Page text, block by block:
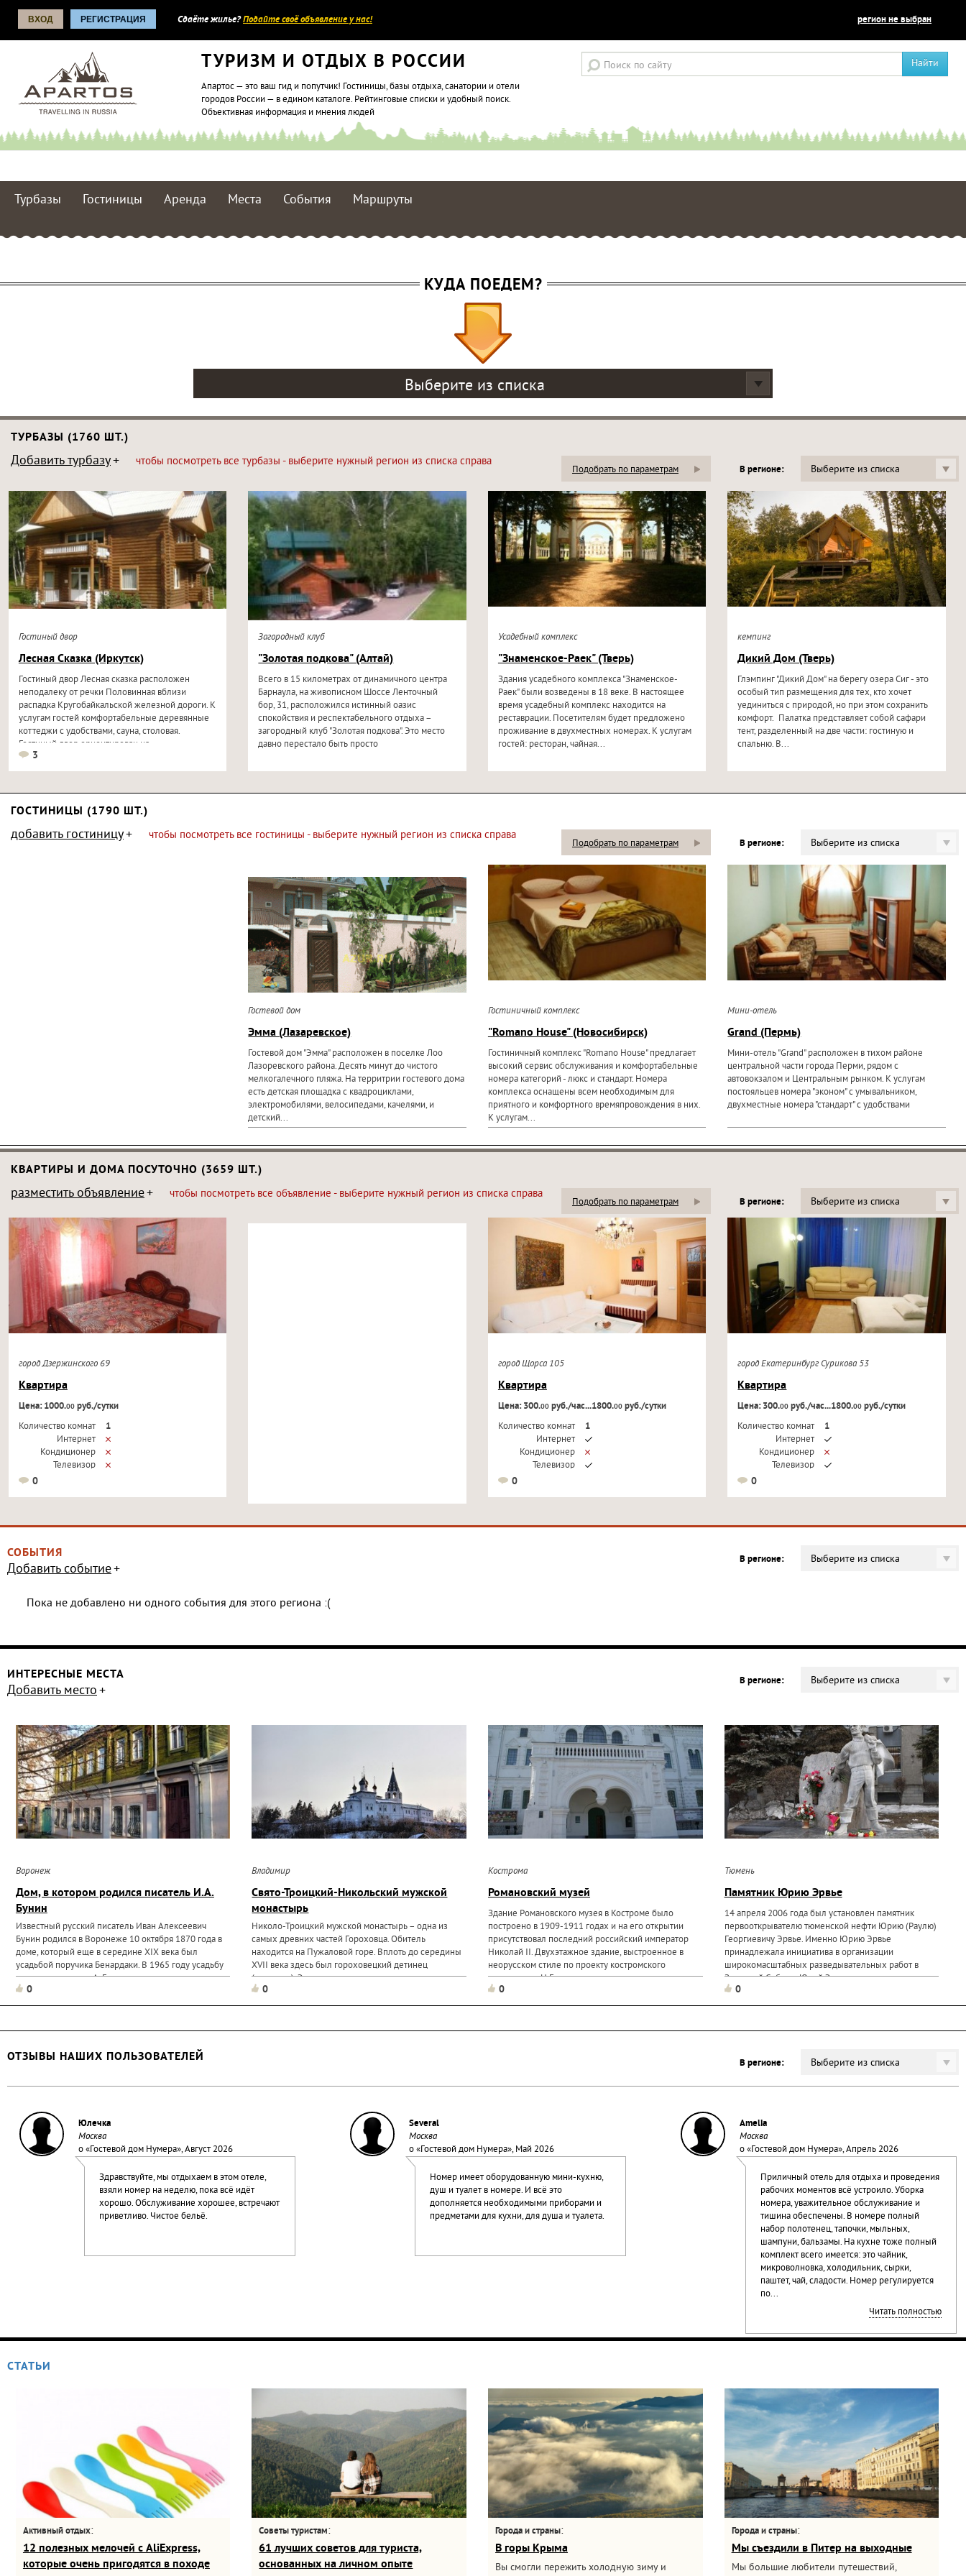
ВХОД РЕГИСТРАЦИЯ Сдаёте жилье?Подайте своё объявление у нас! регион не выбран
ТУРИЗМ И ОТДЫХ В РОССИИ
Апартос — это ваш гид и попутчик! Гостиницы, базы отдыха, санатории и отели
городов России — в едином каталоге. Рейтинговые списки и удобный поиск.
Объективная информация и мнения людей
Найти
Турбазы Гостиницы Аренда Места События Маршруты
КУДА ПОЕДЕМ?
Выберите из списка
ТУРБАЗЫ (1760 ШТ.)
Добавить турбазу чтобы посмотреть все турбазы - выберите нужный регион из списка справа
Подобрать по параметрам В регионе: Выберите из списка
Гостиный двор
Лесная Сказка (Иркутск)
Гостиный двор Лесная сказка расположен
неподалеку от речки Половинная вблизи
распадка Кругобайкальской железной дороги. К
услугам гостей комфортабельные деревянные
коттеджи с удобствами, сауна, столовая.
Гостиный двор ориентирован на
корпоративный...
3
Загородный клуб
"Золотая подкова" (Алтай)
Всего в 15 километрах от динамичного центра
Барнаула, на живописном Шоссе Ленточный
бор, 31, расположился истинный оазис
спокойствия и респектабельного отдыха –
загородный клуб "Золотая подкова". Это место
давно перестало быть просто
Усадебный комплекс
"Знаменское-Раек" (Тверь)
Здания усадебного комплекса "Знаменское-
Раек" были возведены в 18 веке. В настоящее
время усадебный комплекс находится на
реставрации. Посетителям будет предложено
проживание в двухместных номерах. К услугам
гостей: ресторан, чайная...
кемпинг
Дикий Дом (Тверь)
Глэмпинг "Дикий Дом" на берегу озера Сиг - это
особый тип размещения для тех, кто хочет
уединиться с природой, но при этом сохранить
комфорт. Палатка представляет собой сафари
тент, разделенный на две части: гостиную и
спальню. В...
ГОСТИНИЦЫ (1790 ШТ.)
добавить гостиницу чтобы посмотреть все гостиницы - выберите нужный регион из списка справа
Подобрать по параметрам В регионе: Выберите из списка
Гостевой дом
Эмма (Лазаревское)
Гостевой дом "Эмма" расположен в поселке Лоо
Лазоревского района. Десять минут до чистого
мелкогалечного пляжа. На территрии гостевого дома
есть детская площадка с квадроциклами,
электромобилями, велосипедами, качелями, и
детский...
Гостиничный комплекс
"Romano House" (Новосибирск)
Гостиничный комплекс "Romano House" предлагает
высокий сервис обслуживания и комфортабельные
номера категорий - люкс и стандарт. Номера
комплекса оснащены всем необходимым для
приятного и комфортного времяпровождения в них.
К услугам...
Мини-отель
Grand (Пермь)
Мини-отель "Grand" расположен в тихом районе
центральной части города Перми, рядом с
автовокзалом и Центральным рынком. К услугам
постояльцев номера "эконом" с умывальником,
двухместные номера "стандарт" с удобствами
КВАРТИРЫ И ДОМА ПОСУТОЧНО (3659 ШТ.)
разместить объявление чтобы посмотреть все объявление - выберите нужный регион из списка справа
Подобрать по параметрам В регионе: Выберите из списка
город Дзержинского 69
Квартира
Цена: 1000.00руб./сутки
Количество комнат
1
Интернет
Кондиционер
Телевизор
0
город Щорса 105
Квартира
Цена: 300.00руб./час...1800.00руб./сутки
Количество комнат
1
Интернет
Кондиционер
Телевизор
0
город Екатеринбург Сурикова 53
Квартира
Цена: 300.00 руб./час...1800.00 руб./сутки
Количество комнат
1
Интернет
Кондиционер
Телевизор
0
СОБЫТИЯ
Добавить событие
В регионе: Выберите из списка
Пока не добавлено ни одного события для этого региона :(
ИНТЕРЕСНЫЕ МЕСТА
Добавить место
В регионе: Выберите из списка
Воронеж
Дом, в котором родился писатель И.А.
Бунин
Известный русский писатель Иван Алексеевич
Бунин родился в Воронеже 10 октября 1870 года в
доме, который еще в середине XIX века был
усадьбой поручика Бенардаки. В 1965 году усадьбу
выкупила госпожа А. Германовская, служившая
секретаршей у губернатора, и часть комнат сдавала
в аренду. В одной из...
0
Владимир
Свято-Троицкий-Никольский мужской
монастырь
Николо-Троицкий мужской монастырь – одна из
самых древних частей Гороховца. Обитель
находится на Пужаловой горе. Вплоть до середины
XVII века здесь был гороховецкий детинец
(крепость). Эту крепость несколько раз уничтожали
татары, поляки и черкесы. Потом на этом месте был
построен деревянный...
0
Кострома
Романовский музей
Здание Романовского музея в Костроме было
построено в 1909-1911 годах и на его открытии
присутствовал последний российский император
Николай II. Двухэтажное здание, выстроенное в
неорусском стиле по проекту костромского
архитектора Н.Голицына, изначально задумывалось
как музей. Несколько экспозиций
0
Тюмень
Памятник Юрию Эрвье
14 апреля 2006 года был установлен памятник
первооткрывателю тюменской нефти Юрию (Раулю)
Георгиевичу Эрвье. Именно Юрию Эрвье
принадлежала инициатива в организации
широкомасштабных разведывательных работ в
Западной Сибири. Юрий Эрвье в советские годы
возглавлял геолого-разведывательное управление,
0
ОТЗЫВЫ НАШИХ ПОЛЬЗОВАТЕЛЕЙ В регионе: Выберите из списка
Юлечка
Москва
о «Гостевой дом Нумера», Август 2026
Здравствуйте, мы отдыхаем в этом отеле,
взяли номер на неделю, пока всё идёт
хорошо. Обслуживание хорошее, встречают
приветливо. Чистое бельё.
Several
Москва
о «Гостевой дом Нумера», Май 2026
Номер имеет оборудованную мини-кухню,
душ и туалет в номере. И всё это
дополняется необходимыми приборами и
предметами для кухни, для душа и туалета.
Amelia
Москва
о «Гостевой дом Нумера», Апрель 2026
Приличный отель для отдыха и проведения
рабочих моментов всё устроило. Уборка
номера, уважительное обслуживание и
тишина обеспечены. В номере полный
набор полотенец, тапочки, мыльных,
шампуни, бальзамы. На кухне тоже полный
комплект всего имеется: это чайник,
микроволновка, холодильник, сырки,
паштет, чай, сладости. Номер регулируется
по...
Читать полностью
СТАТЬИ
Активный отдых:
12 полезных мелочей с AliExpress,
которые очень пригодятся в походе
Советы туристам:
61 лучших советов для туриста,
основанных на личном опыте
Города и страны:
В горы Крыма
Вы смогли пережить холодную зиму и
Города и страны:
Мы съездили в Питер на выходные
Мы большие любители путешествий,